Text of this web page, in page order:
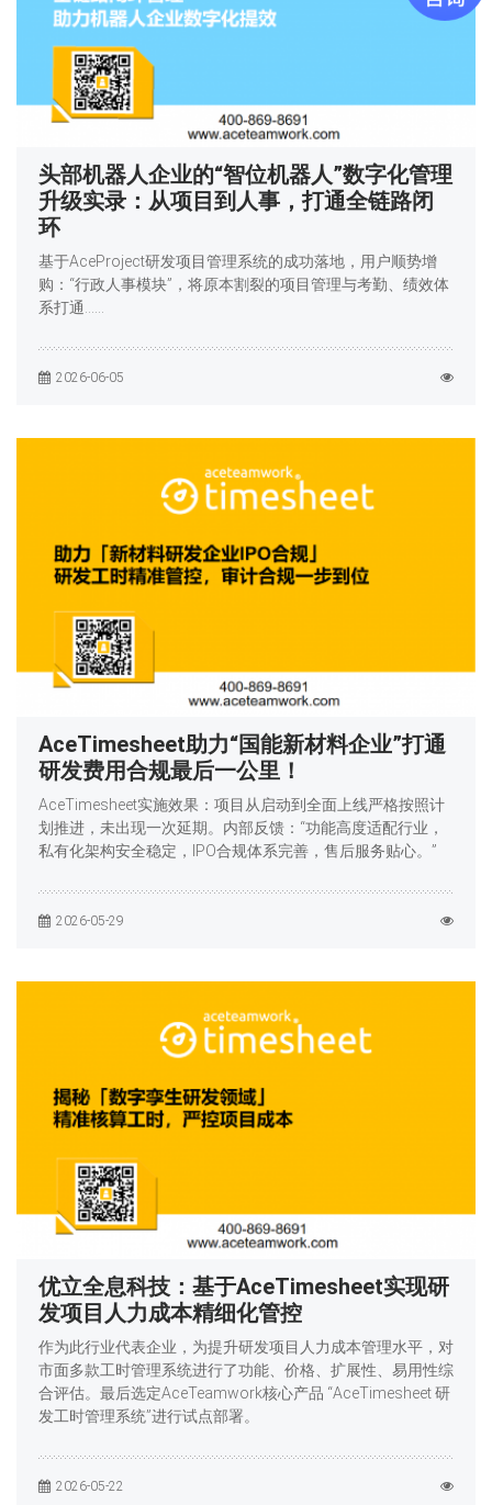
头部机器人企业的“智位机器人”数字化管理
升级实录：从项目到人事，打通全链路闭
环
基于AceProject研发项目管理系统的成功落地，用户顺势增
购：“行政人事模块”，将原本割裂的项目管理与考勤、绩效体
系打通……
2026-06-05
AceTimesheet助力“国能新材料企业”打通
研发费用合规最后一公里！
AceTimesheet实施效果：项目从启动到全面上线严格按照计
划推进，未出现一次延期。内部反馈：“功能高度适配行业，
私有化架构安全稳定，IPO合规体系完善，售后服务贴心。”
2026-05-29
优立全息科技：基于AceTimesheet实现研
发项目人力成本精细化管控
作为此行业代表企业，为提升研发项目人力成本管理水平，对
市面多款工时管理系统进行了功能、价格、扩展性、易用性综
合评估。最后选定AceTeamwork核心产品 “AceTimesheet 研
发工时管理系统”进行试点部署。
2026-05-22